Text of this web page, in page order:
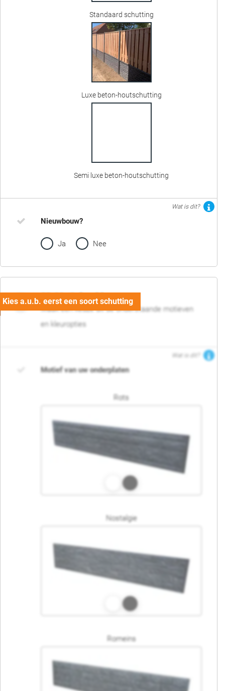
Standaard schutting
Luxe beton-houtschutting
Semi luxe beton-houtschutting
Wat is dit?
Nieuwbouw?
Ja Nee
02. Motief en kleur
Maak een keuze uit de onderstaande motieven
en kleuropties
Wat is dit?
Motief van uw onderplaten
Rots
Nostalgie
Romeins